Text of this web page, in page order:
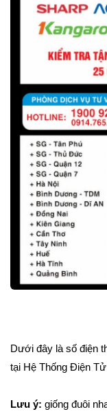
Dưới đây là số điện
tại Hệ Thống Điện
Lưu ý: giống đuôi